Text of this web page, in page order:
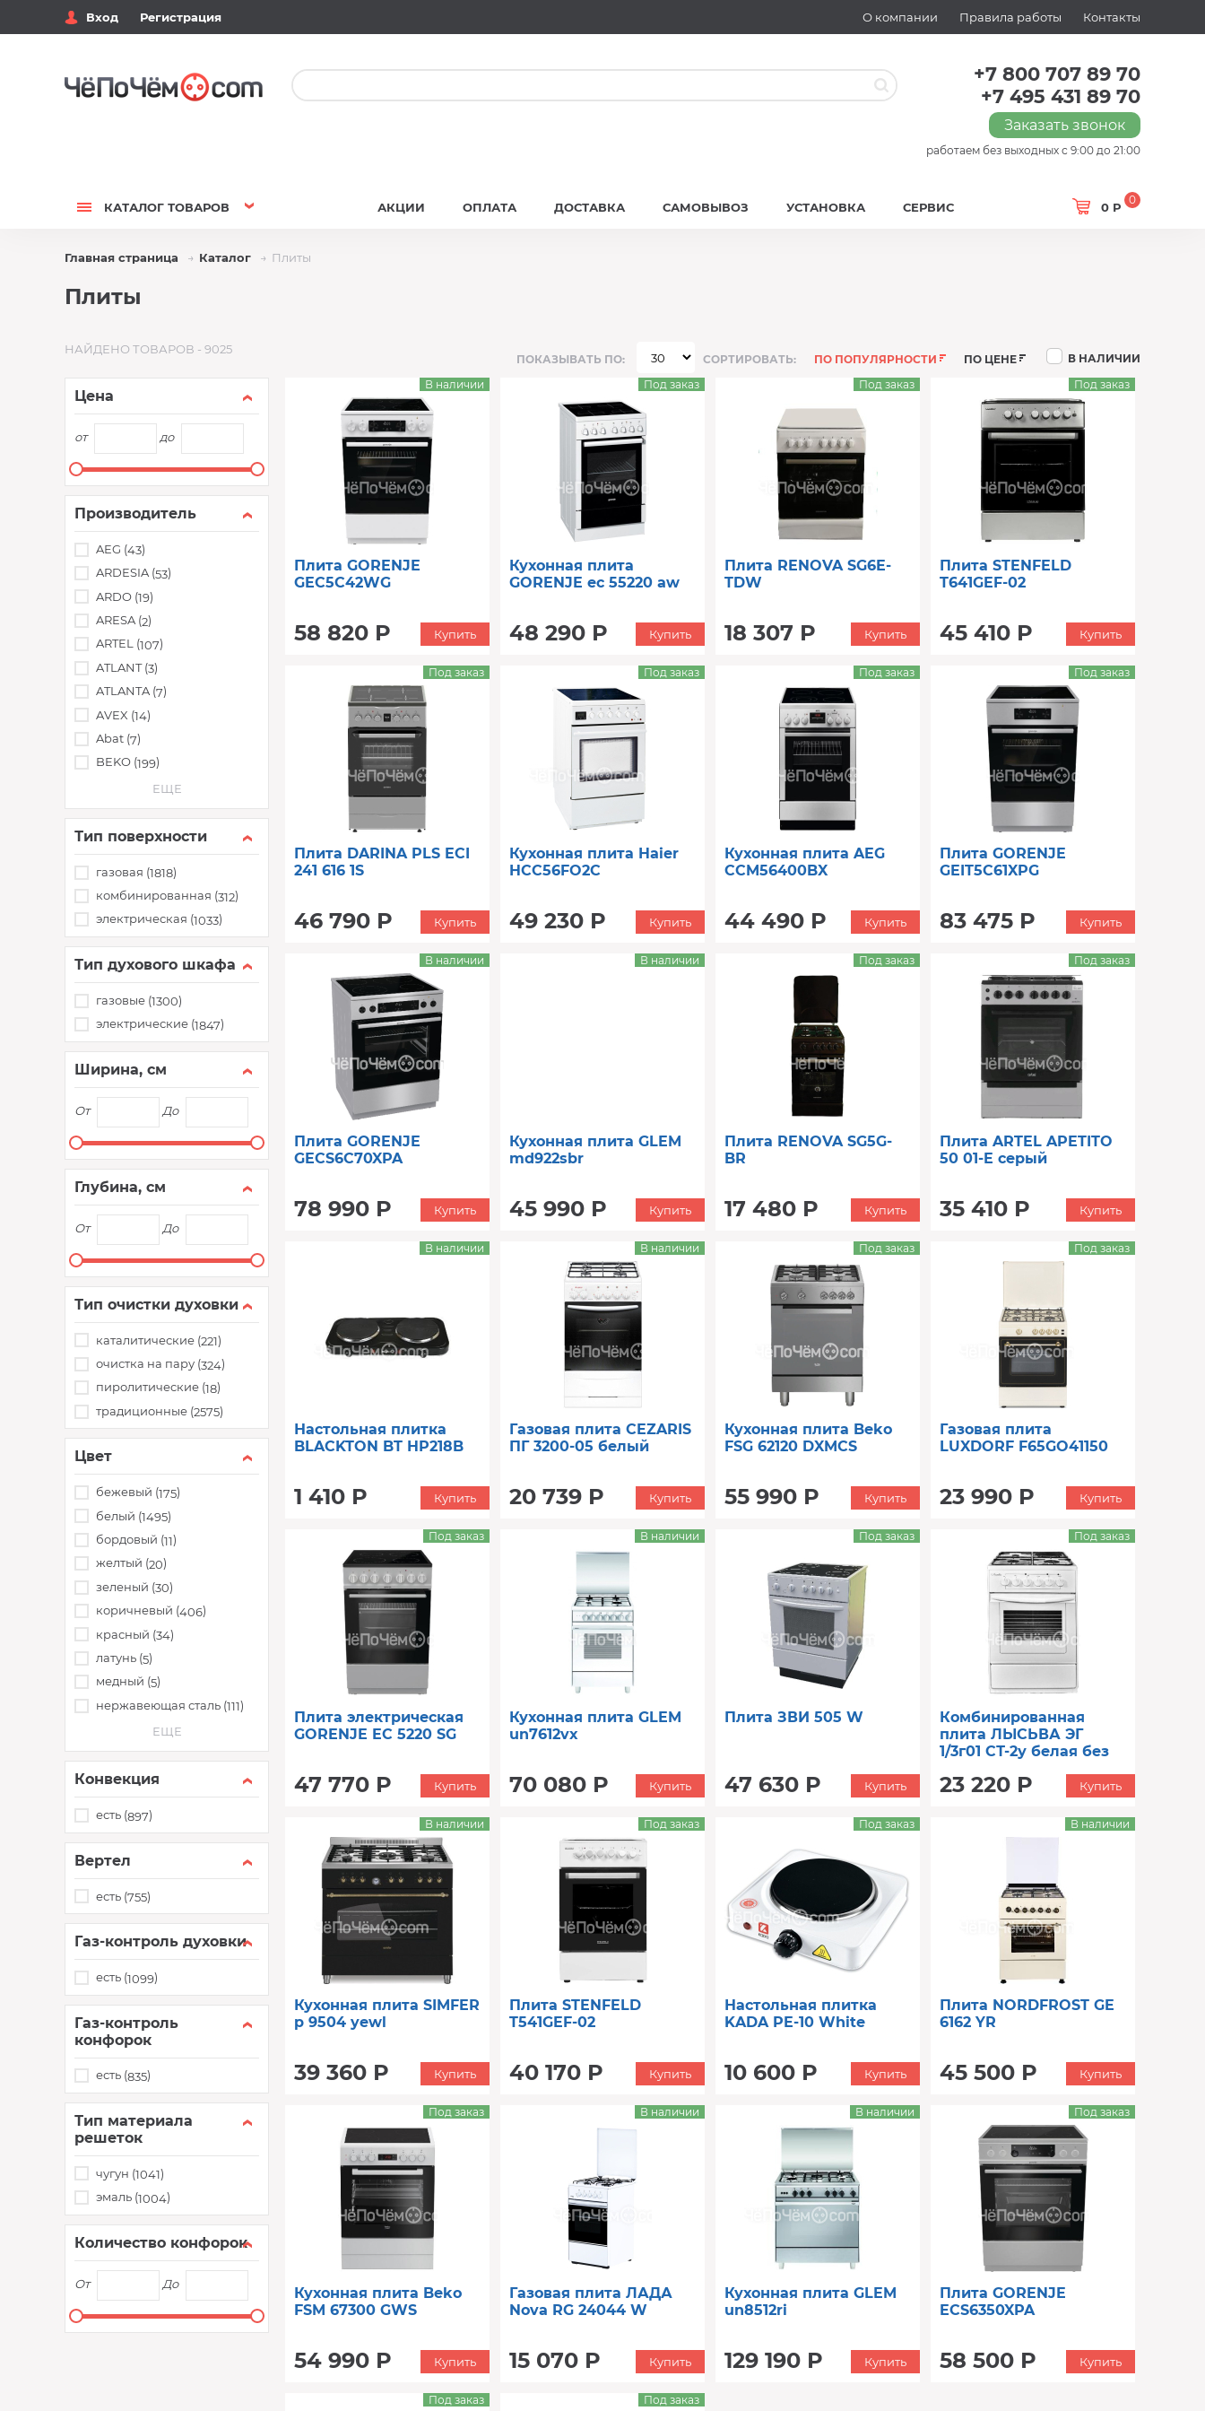
Вход Регистрация О компании Правила работы Контакты
+7 800 707 89 70
+7 495 431 89 70
Заказать звонок
работаем без выходных с 9:00 до 21:00
КАТАЛОГ ТОВАРОВ 0 Р
0
АКЦИИ ОПЛАТА ДОСТАВКА САМОВЫВОЗ УСТАНОВКА СЕРВИС
Главная страница Каталог Плиты
Плиты
НАЙДЕНО ТОВАРОВ - 9025
Цена
от до
Производитель
AEG (43)
ARDESIA (53)
ARDO (19)
ARESA (2)
ARTEL (107)
ATLANT (3)
ATLANTA (7)
AVEX (14)
Abat (7)
BEKO (199)
ЕЩЕ
Тип поверхности
газовая (1818)
комбинированная (312)
электрическая (1033)
Тип духового шкафа
газовые (1300)
электрические (1847)
Ширина, см
От До
Глубина, см
От До
Тип очистки духовки
каталитические (221)
очистка на пару (324)
пиролитические (18)
традиционные (2575)
Цвет
бежевый (175)
белый (1495)
бордовый (11)
желтый (20)
зеленый (30)
коричневый (406)
красный (34)
латунь (5)
медный (5)
нержавеющая сталь (111)
ЕЩЕ
Конвекция
есть (897)
Вертел
есть (755)
Газ-контроль духовки
есть (1099)
Газ-контроль
конфорок
есть (835)
Тип материала
решеток
чугун (1041)
эмаль (1004)
Количество конфорок
От До
ПОКАЗЫВАТЬ ПО: СОРТИРОВАТЬ: ПО ПОПУЛЯРНОСТИ ПО ЦЕНЕ В НАЛИЧИИ
Плита GORENJE
GEC5C42WG
58 820 Р
В наличии
Купить
Кухонная плита
GORENJE ec 55220 aw
48 290 Р
Под заказ
Купить
Плита RENOVA SG6E-
TDW
18 307 Р
Под заказ
Купить
Плита STENFELD
T641GEF-02
45 410 Р
Под заказ
Купить
Плита DARINA PLS ECI
241 616 1S
46 790 Р
Под заказ
Купить
Кухонная плита Haier
HCC56FO2C
49 230 Р
Под заказ
Купить
Кухонная плита AEG
CCM56400BX
44 490 Р
Под заказ
Купить
Плита GORENJE
GEIT5C61XPG
83 475 Р
Под заказ
Купить
Плита GORENJE
GECS6C70XPA
78 990 Р
В наличии
Купить
Кухонная плита GLEM
md922sbr
45 990 Р
В наличии
Купить
Плита RENOVA SG5G-
BR
17 480 Р
Под заказ
Купить
Плита ARTEL APETITO
50 01-E серый
35 410 Р
Под заказ
Купить
Настольная плитка
BLACKTON BT HP218B
1 410 Р
В наличии
Купить
Газовая плита CEZARIS
ПГ 3200-05 белый
20 739 Р
В наличии
Купить
Кухонная плита Beko
FSG 62120 DXMCS
55 990 Р
Под заказ
Купить
Газовая плита
LUXDORF F65GO41150
23 990 Р
Под заказ
Купить
Плита электрическая
GORENJE EC 5220 SG
47 770 Р
Под заказ
Купить
Кухонная плита GLEM
un7612vx
70 080 Р
В наличии
Купить
Плита ЗВИ 505 W
47 630 Р
Под заказ
Купить
Комбинированная
плита ЛЫСЬВА ЭГ
1/3г01 СТ-2у белая без
23 220 Р
Под заказ
Купить
Кухонная плита SIMFER
p 9504 yewl
39 360 Р
В наличии
Купить
Плита STENFELD
T541GEF-02
40 170 Р
Под заказ
Купить
Настольная плитка
KADA PE-10 White
10 600 Р
Под заказ
Купить
Плита NORDFROST GE
6162 YR
45 500 Р
В наличии
Купить
Кухонная плита Beko
FSM 67300 GWS
54 990 Р
Под заказ
Купить
Газовая плита ЛАДА
Nova RG 24044 W
15 070 Р
В наличии
Купить
Кухонная плита GLEM
un8512ri
129 190 Р
В наличии
Купить
Плита GORENJE
ECS6350XPA
58 500 Р
Под заказ
Купить
Под заказ Под заказ